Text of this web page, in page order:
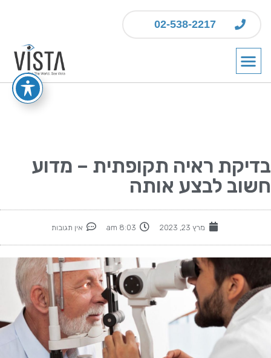
02-538-2217
בדיקת ראיה תקופתית – מדוע
חשוב לבצע אותה
מרץ 23, 2023 8:03 am אין תגובות